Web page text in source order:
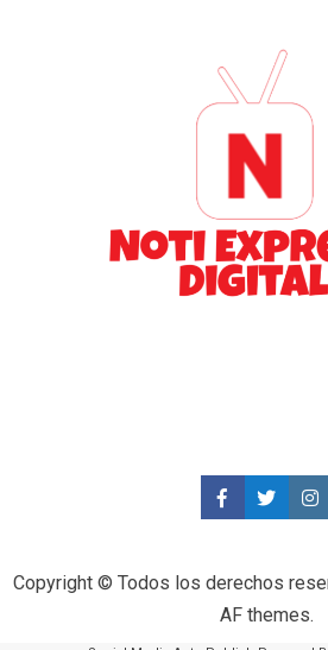
Copyright © Todos los derechos
AF themes.